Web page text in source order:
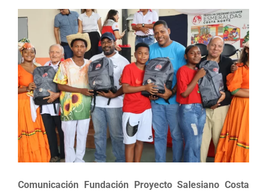
Comunicación Fundación Proyecto Salesiano Costa